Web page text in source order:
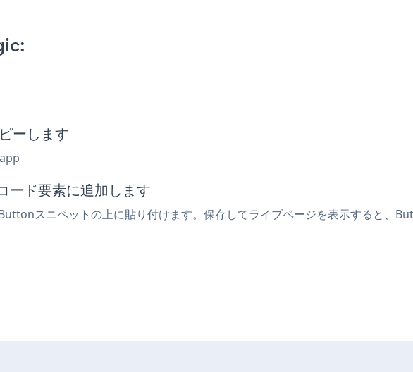
ーします
ド要素に追加します
スニペットの上に貼り付けます。保存してライブページを表示すると、